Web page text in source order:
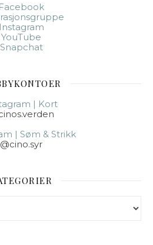
Facebook
Instagram
YouTube
Snapchat
| Kort
| Søm & Strikk
@cino.syr